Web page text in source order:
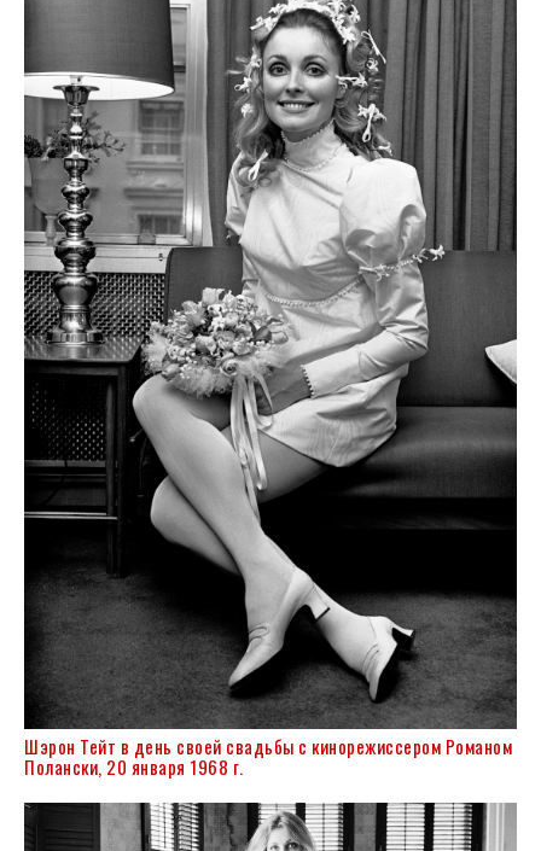
Шэрон Тейт в день своей свадьбы с кинорежиссером Романом
Полански, 20 января 1968 г.